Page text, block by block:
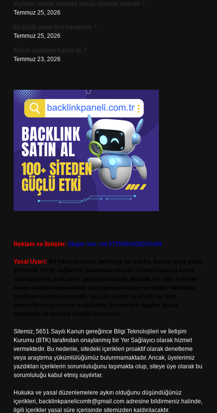
Kişilerin uymak zorunda olduğu kurallar nelerdir ?
Temmuz 25, 2026
En güçlü aslan türü hangisidir ?
Temmuz 25, 2026
Kahve yaparken karışır mı ?
Temmuz 23, 2026
Reklam ve İletişim: Skype: live:.cid.575569c608265c69
Yasal Uyarı:
Sitemiz, 5651 Sayılı Kanun gereğince Bilgi Teknolojileri ve İletişim
Kurumu (BTK) tarafından onaylanmış bir Yer Sağlayıcı olarak hizmet
vermektedir. Bu nedenle, sitedeki içerikleri proaktif olarak denetleme
veya araştırma yükümlülüğümüz bulunmamaktadır. Ancak, üyelerimiz
yazdıkları içeriklerin sorumluluğunu taşımakta olup, siteye üye olarak bu
sorumluluğu kabul etmiş sayılırlar.
Hukuka ve yasal düzenlemelere aykırı olduğunu düşündüğünüz
içerikleri, backlinkpanelicomtr@gmail.com adresine bildirmeniz halinde,
ilgili içerikler yasal süre içerisinde sitemizden kaldırılacaktır.